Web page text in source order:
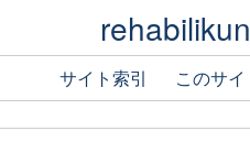
rehabilikun
サイト索引